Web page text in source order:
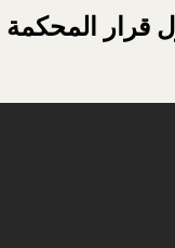
المحكمة